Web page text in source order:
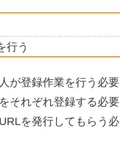
行う
が登録作業を行う必要
それぞれ登録する必要
を発行してもらう必